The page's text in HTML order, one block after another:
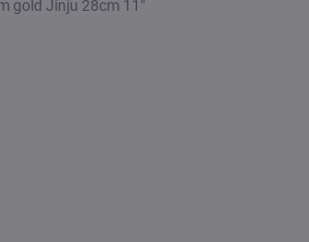
gold Jinju 28cm 11"